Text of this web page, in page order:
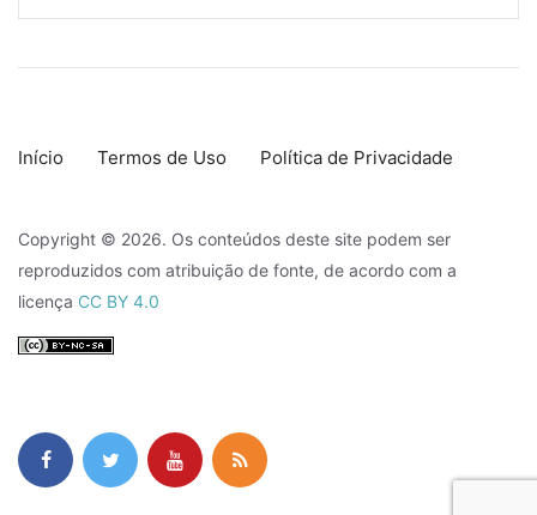
Início Termos de Uso Política de Privacidade
Copyright © 2026. Os conteúdos deste site podem ser
reproduzidos com atribuição de fonte, de acordo com a
licença CC BY 4.0